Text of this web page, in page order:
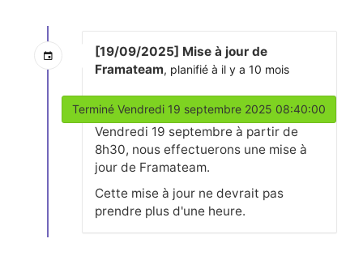
[19/09/2025] Mise à jour de
Framateam, planifié à il y a 10 mois
Terminé Vendredi 19 septembre 2025 08:40:00
Vendredi 19 septembre à partir de
8h30, nous effectuerons une mise à
jour de Framateam.
Cette mise à jour ne devrait pas
prendre plus d'une heure.